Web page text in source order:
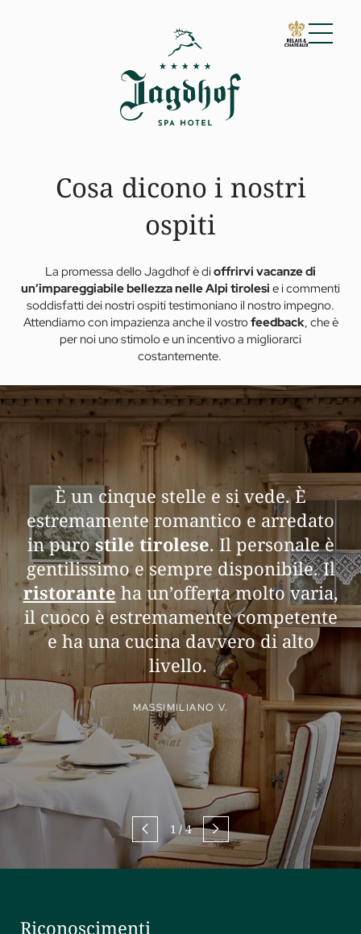
01 Lo Jagdhof
Cosa dicono gli ospiti
Per famiglie
02 Camere e suite
03 Cuisine
04 Spa e fitness
05 Offerte
06 Attività
07 Eventi
Cosa dicono i nostri
ospiti
La promessa dello Jagdhof è dioffrirvi vacanze di
un’impareggiabile bellezza nelle Alpi tirolesi e i commenti
soddisfatti dei nostri ospiti testimoniano il nostro impegno.
Attendiamo con impazienza anche il vostrofeedback, che è
per noi uno stimolo e un incentivo a migliorarci
costantemente.
È un cinque stelle e si vede. È
estremamente romantico e arredato
in purostile tirolese. Il personale è
gentilissimo e sempre disponibile. Il
ristoranteha un’offerta molto varia,
il cuoco è estremamente competente
e ha una cucina davvero di alto
livello.
MASSIMILIANO V.
1 /4
Riconoscimenti